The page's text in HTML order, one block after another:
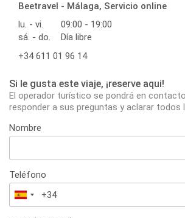
Beetravel - Málaga, Servicio online
lu. - vi.
09:00 - 19:00
sá. - do.
Día libre
+34 611 01 96 14
Si le gusta este viaje, ¡reserve aqui!
El operador turístico se pondrá en
responder a sus preguntas y aclarar todos
Nombre
Teléfono
España
+34